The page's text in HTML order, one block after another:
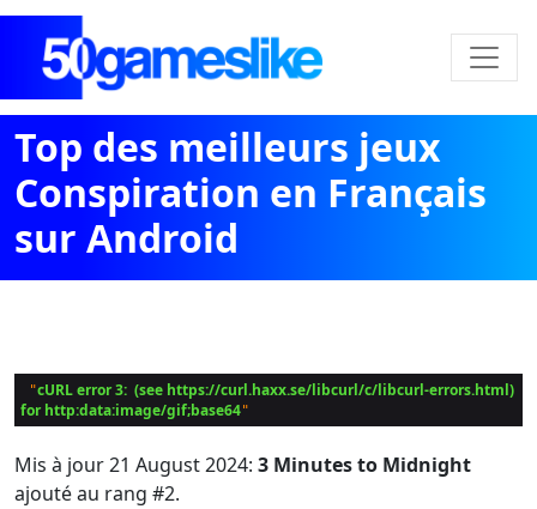
Top des meilleurs jeux
Conspiration en Français
sur Android
"cURL error 3:  (see https://curl.haxx.se/libcurl/c/libcurl-errors.html)
for http:data:image/gif;base64
Mis à jour21 August 2024: 3 Minutes to Midnight
ajouté au rang #2.